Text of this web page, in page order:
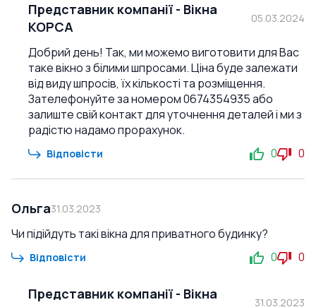
Представник компанії - Вікна
КОРСА
05.03.2024
Добрий день! Так, ми можемо виготовити для Вас
таке вікно з білими шпросами. Ціна буде залежати
від виду шпросів, їх кількості та розміщення.
Зателефонуйте за номером 0674354935 або
залиште свій контакт для уточнення деталей і ми з
радістю надамо прорахунок.
Відповісти 0 0
Ольга31.03.2023
Чи підійдуть такі вікна для приватного будинку?
Відповісти 0 0
Представник компанії - Вікна
31.03.2023